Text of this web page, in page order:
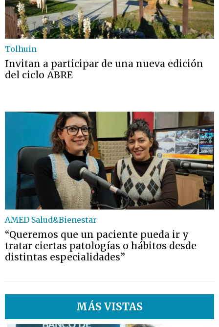
Tolhuin
Invitan a participar de una nueva edición
del ciclo ABRE
AMED Salud&Bienestar
“Queremos que un paciente pueda ir y
tratar ciertas patologías o hábitos desde
distintas especialidades”
MÁS VISTAS